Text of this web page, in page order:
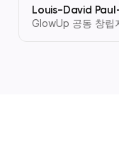
Louis-David
GlowUp 공동 창립